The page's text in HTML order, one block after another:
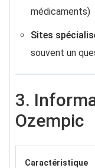
médicaments)
Sites
souvent un
3.
Ozempic
Caractéristique